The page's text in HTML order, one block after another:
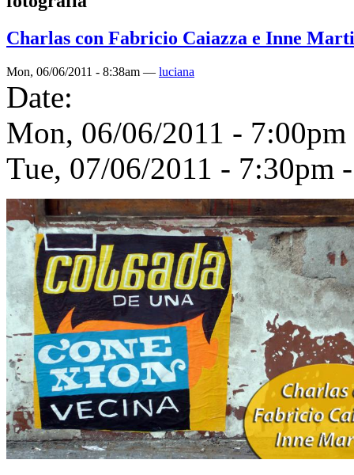
Charlas con Fabricio Caiazza e Inne
Mon, 06/06/2011 - 8:38am — luciana
Date:
Mon, 06/06/2011 - 7:00pm
Tue, 07/06/2011 - 7:30pm